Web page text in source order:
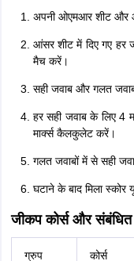
अपनी ओएमआर शीट और
आंसर शीट में दिए गए हर
मैच करें।
सही जवाब और गलत
हर सही जवाब के लिए 4
मार्क्स कैलकुलेट करें।
गलत जवाबों में से सही
घटाने के बाद मिला स्कोर
जीकप कोर्स और
ग्रुप कोर्स